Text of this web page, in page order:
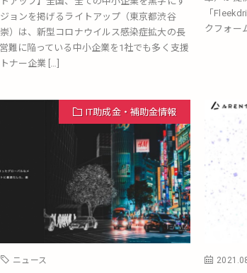
ョンを掲げるライトアップ（東京都渋谷
）は、新型コロナウイルス感染症拡大の長
難に陥っている中小企業を1社でも多く支援
ナー企業 […]
「
クフォー
IT助成金・補助金情報
ニュース